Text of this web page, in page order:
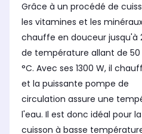
Grâce à un procédé de
les vitamines et les
chauffe en douceur jusqu'à
de température allant de 50
°C. Avec ses 1300 W, il
et la puissante pompe de
circulation assure une
l'eau. Il est donc idéal pour la
cuisson à basse